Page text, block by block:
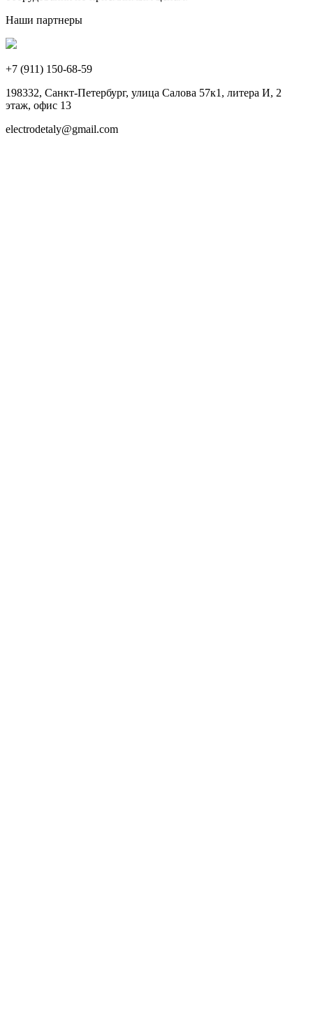
Наши партнеры
+7 (911) 150-68-59
198332, Санкт-Петербург, улица Салова 57к1, литера И, 2
этаж, офис 13
electrodetaly@gmail.com